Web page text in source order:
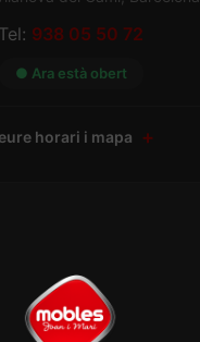
Tel: 938 05 50 72
● Ara està obert
horari i mapa